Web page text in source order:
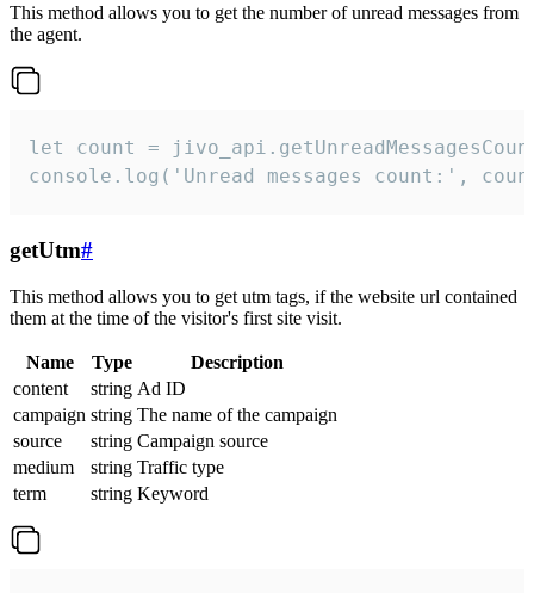
This method allows you to get the number of unread messages from
the agent.
let count =
console.log('Unread messages count:',
getUtm#
This method allows you to get utm tags, if the website url contained
them at the time of the visitor's first site visit.
Name Type
Description
content
string Ad ID
campaign string The name of the campaign
source
string Campaign source
medium
string Traffic type
term
string Keyword